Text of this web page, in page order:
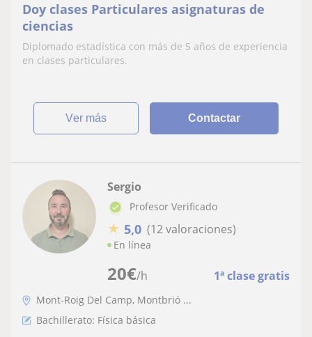
Doy clases Particulares asignaturas de
ciencias
Diplomado estadística con más de 5 años de experiencia
en clases particulares.
ver más Contactar
20€/h 1ª clase gratis
Sergio
Profesor Verificado
★ 5,0 (12 valoraciones)
En línea
Mont-Roig Del Camp, Montbrió ...
Bachillerato: Física básica